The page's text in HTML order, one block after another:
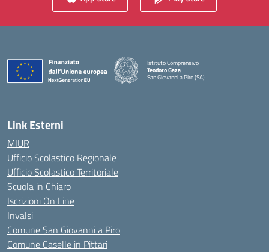
Istituto Comprensivo
Teodoro Gaza
San Giovanni a Piro (SA)
Link Esterni
MIUR
Ufficio Scolastico Regionale
Ufficio Scolastico Territoriale
Scuola in Chiaro
Iscrizioni On Line
Invalsi
Comune San Giovanni a Piro
Comune Caselle in Pittari